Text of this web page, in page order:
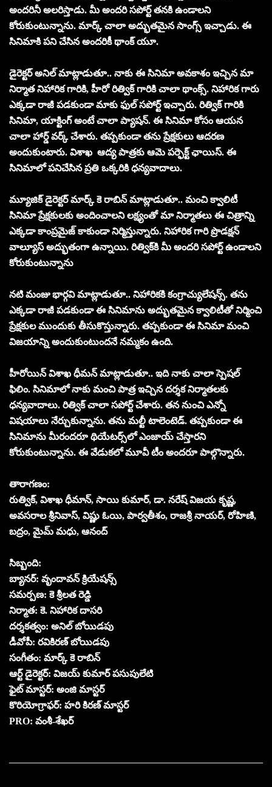
అందరినీ అలరిస్తాడు. మీ అందరి సపోర్ట్ తనకి ఉండాలని
కోరుకుంటున్నాను. మార్క్ చాలా అద్భుతమైన సాంగ్స్ ఇచ్చాడు. ఈ
సినిమాకి పని చేసిన అందరికీ థాంక్ యూ.
డైరెక్టర్ అనిల్ మాట్లాడుతూ.. నాకు ఈ సినిమా అవకాశం ఇచ్చిన మా
నిర్మాత నిహారిక గారికి, హీరో రిత్విక్ గారికి చాలా థాంక్స్. నిహారిక గారు
ఎక్కడా రాజీ పడకుండా మాకు ఫుల్ సపోర్ట్ ఇచ్చారు. రిత్విక్ గారికి
సినిమా, యాక్టింగ్ అంటే చాలా ప్యాషన్. ఈ సినిమా కోసం ఆయన
చాలా హార్డ్ వర్క్ చేశారు. తప్పకుండా తను ప్రేక్షకులు ఆదరణ
అందుకుంటారు. విశాఖ ఆద్య పాత్రకు ఆమె పర్ఫెక్ట్ ఛాయిస్. ఈ
సినిమాలో పనిచేసిన ప్రతి ఒక్కరికి ధన్యవాదాలు.
మ్యూజిక్ డైరెక్టర్ మార్క్ కె రాబిన్ మాట్లాడుతూ.. మంచి క్వాలిటీ
సినిమా ప్రేక్షకులకు అందించాలని లక్ష్యంతో మా నిర్మాతలు ఈ చిత్రాన్ని
ఎక్కడా కాంప్రమైజ్ కాకుండా నిర్మిస్తున్నారు. నిహారిక గారి ప్రొడక్షన్
వాల్యూస్ అద్భుతంగా ఉన్నాయి. రిత్విక్‌కి మీ అందరి సపోర్ట్ ఉండాలని
కోరుకుంటున్నాను
నటి మంజు భార్గవి మాట్లాడుతూ.. నిహారికకి కంగ్రాచ్యులేషన్స్. తను
ఎక్కడా రాజీ పడకుండా ఈ సినిమాను అద్భుతమైన క్వాలిటీతో నిర్మించి
ప్రేక్షకుల ముందుకు తీసుకొస్తున్నారు. తప్పకుండా ఈ సినిమా మంచి
విజయాన్ని అందుకుంటుందనే నమ్మకం ఉంది.
హీరోయిన్ విశాఖ ధీమన్ మాట్లాడుతూ.. ఇది నాకు చాలా స్పెషల్
ఫిలిం. సినిమాలో నాకు మంచి పాత్ర ఇచ్చిన దర్శక నిర్మాతలకు
ధన్యవాదాలు. రిత్విక్ చాలా సపోర్ట్ చేశారు. తన నుంచి ఎన్నో
విషయాలు నేర్చుకున్నాను. తను మల్టీ టాలెంటెడ్. తప్పకుండా ఈ
సినిమాను మీరందరూ థియేటర్స్‌లో ఎంజాయ్ చేస్తారని
కోరుకుంటున్నాను. ఈ వేడుకలో మూవీ టీం అందరూ పాల్గొన్నారు.
తారాగణం:
రుత్విక్, విశాఖ ధీమాన్, సాయి కుమార్, డా. నరేష్ విజయ కృష్ణ,
అవసరాల శ్రీనివాస్, విష్ణు ఓయి, పార్వతీశం, రాజశ్రీ నాయర్, రోహిణి,
బద్రం, మైమ్ మధు, ఆనంద్
సిబ్బంది:
బ్యానర్: వృందావన్ క్రియేషన్స్
సమర్పణ: కె శ్రీలత రెడ్డి
నిర్మాత: కె. నిహారిక దాసరి
దర్శకత్వం: అనిల్ బోయిడపు
డీవోపీ: రవికిరణ్ బోయిడపు
సంగీతం: మార్క్ కె రాబిన్
ఆర్ట్ డైరెక్టర్: విజయ్ కుమార్ పసుపులేటి
ఫైట్ మాస్టర్: అంజి మాస్టర్
కొరియోగ్రాఫర్: హరి కిరణ్ మాస్టర్
PRO: వంశీ-శేఖర్